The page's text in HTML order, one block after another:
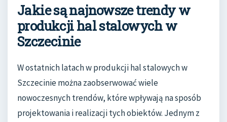
Jakie są najnowsze trendy w
produkcji hal stalowych w
Szczecinie
W ostatnich latach w produkcji hal stalowych w
Szczecinie można zaobserwować wiele
nowoczesnych trendów, które wpływają na sposób
projektowania i realizacji tych obiektów. Jednym z